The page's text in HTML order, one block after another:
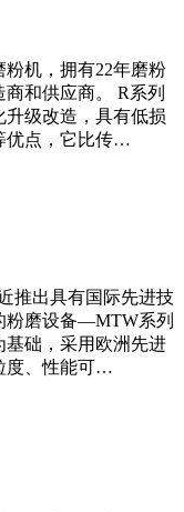
机，拥有22年磨粉
和供应商。 R系列
级改造，具有低损
优点，它比传…
推出具有国际先进技
粉磨设备—MTW系列
基础，采用欧洲先进
度、性能可…